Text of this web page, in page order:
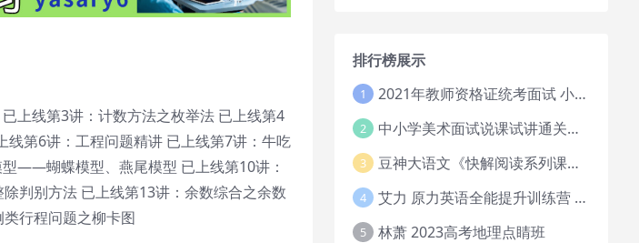
上线第3讲：计数方法之枚举法 已上线第4
第6讲：工程问题精讲 已上线第7讲：牛吃
——蝴蝶模型、燕尾模型 已上线第10讲：
判别方法 已上线第13讲：余数综合之余数
行程问题之柳卡图
排行榜展示
1 2021年教师资格证统考面试 小学教资资料试讲+答辩
2 中小学美术面试说课试讲通关班14讲（辅助资料第一套）
3 豆神大语文《快解阅读系列课教程完整》
4 艾力 原力英语全能提升训练营 151G网课大合集
5 林萧 2023高考地理点睛班